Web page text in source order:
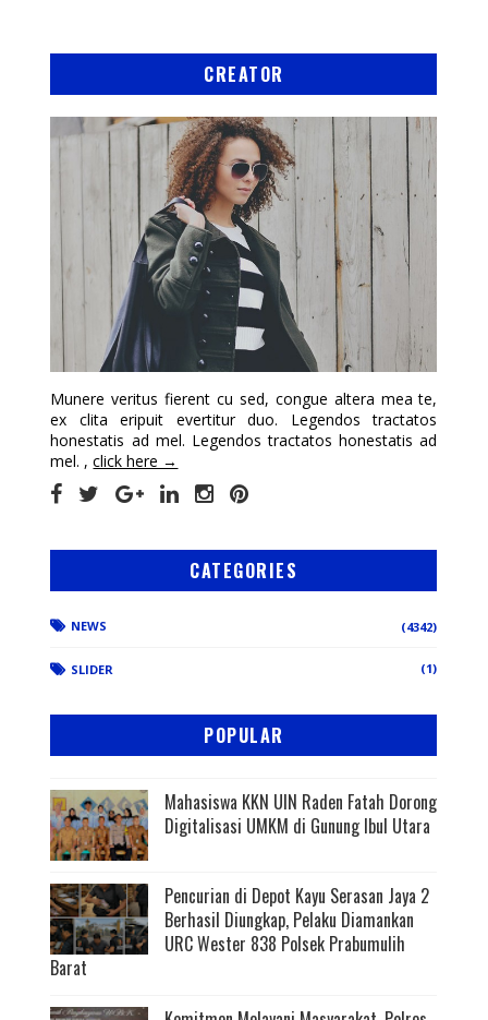
CREATOR
Munere veritus fierent cu sed, congue altera mea te,
ex clita eripuit evertitur duo. Legendos tractatos
honestatis ad mel. Legendos tractatos honestatis ad
mel. ,click here →
CATEGORIES
NEWS (4342)
SLIDER (1)
POPULAR
Mahasiswa KKN UIN Raden Fatah Dorong
Digitalisasi UMKM di Gunung Ibul Utara
Pencurian di Depot Kayu Serasan Jaya 2
Berhasil Diungkap, Pelaku Diamankan
URC Wester 838 Polsek Prabumulih
Barat